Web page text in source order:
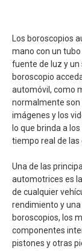
Los boroscopios
mano con un
fuente de luz y un
boroscopio
automóvil, como
normalmente son
imágenes y los
lo que brinda a
tiempo real de las
Una de las
automotrices es
de cualquier
rendimiento y
boroscopios, los
componentes
pistones y otras